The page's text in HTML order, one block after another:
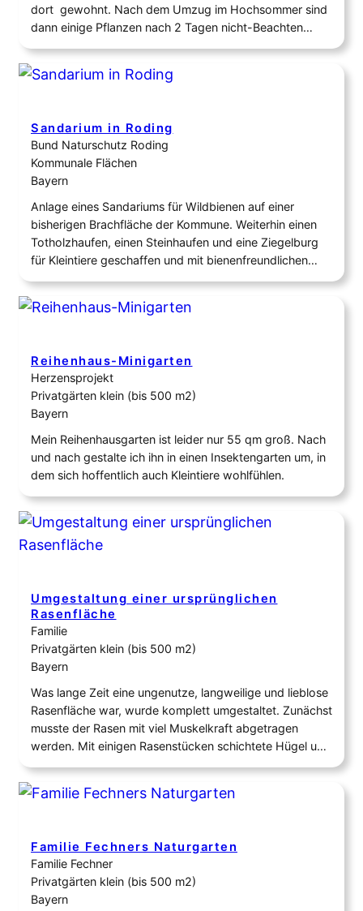
dort gewohnt. Nach dem Umzug im Hochsommer sind
dann einige Pflanzen nach 2 Tagen nicht-Beachten
direkt vertrocknet – der neue Balkon hat im Sommer
den ganzen Tag volle Sonne und ist recht windig. Die
Schwalben die abends ihre Runden ziehen…
Sandarium in Roding
Bund Naturschutz Roding
Kommunale Flächen
Bayern
Anlage eines Sandariums für Wildbienen auf einer
bisherigen Brachfläche der Kommune. Weiterhin einen
Totholzhaufen, einen Steinhaufen und eine Ziegelburg
für Kleintiere geschaffen und mit bienenfreundlichen
Stauden bepflanzt. Als Abgrenzung zur derzeit in voller
Blüte stehenden Wildblumenwiese noch eine kleine
Benjeshecke angelegt. Wasserstellen für Bienen,
Reihenhaus-Minigarten
Herzensprojekt
Privatgärten klein (bis 500 m2)
Bayern
Mein Reihenhausgarten ist leider nur 55 qm groß. Nach
und nach gestalte ich ihn in einen Insektengarten um, in
dem sich hoffentlich auch Kleintiere wohlfühlen.
Umgestaltung einer ursprünglichen
Rasenfläche
Familie
Privatgärten klein (bis 500 m2)
Bayern
Was lange Zeit eine ungenutze, langweilige und lieblose
Rasenfläche war, wurde komplett umgestaltet. Zunächst
musste der Rasen mit viel Muskelkraft abgetragen
werden. Mit einigen Rasenstücken schichtete Hügel und
gab dadurch der Fläche Struktur. Es wurde mit guter
Erde der Boden aufgefüllt. Gepflanzt und gesät wurden
verschiedenste Stauden,Kräuter und Blumen wie zum
Familie Fechners Naturgarten
Familie Fechner
Privatgärten klein (bis 500 m2)
Bayern